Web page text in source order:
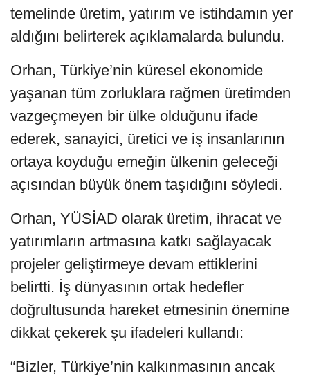
temelinde üretim, yatırım ve istihdamın yer
aldığını belirterek açıklamalarda bulundu.
Orhan, Türkiye’nin küresel ekonomide
yaşanan tüm zorluklara rağmen üretimden
vazgeçmeyen bir ülke olduğunu ifade
ederek, sanayici, üretici ve iş insanlarının
ortaya koyduğu emeğin ülkenin geleceği
açısından büyük önem taşıdığını söyledi.
Orhan, YÜSİAD olarak üretim, ihracat ve
yatırımların artmasına katkı sağlayacak
projeler geliştirmeye devam ettiklerini
belirtti. İş dünyasının ortak hedefler
doğrultusunda hareket etmesinin önemine
dikkat çekerek şu ifadeleri kullandı:
“Bizler, Türkiye’nin kalkınmasının ancak